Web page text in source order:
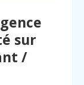
sur
/